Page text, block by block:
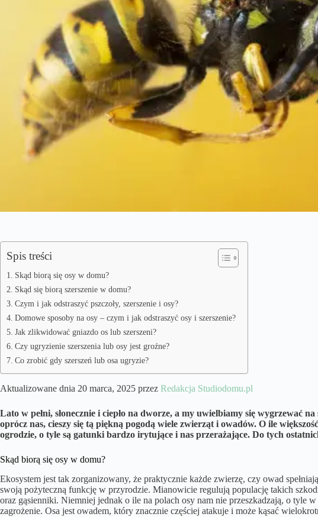
Spis treści
Skąd biorą się osy w domu?
Skąd się biorą szerszenie w domu?
Czym i jak odstraszyć pszczoły, szerszenie i osy?
Domowe sposoby na osy – czym i jak odstraszyć osy i szerszenie?
Jak zlikwidować gniazdo os lub szerszeni?
Czy ugryzienie szerszenia lub osy jest groźne?
Co zrobić gdy szerszeń lub osa ugryzie?
Aktualizowane dnia 20 marca, 2025 przez Redakcja Studiodomu.pl
Lato w pełni, słonecznie i ciepło na dworze, a my uwielbiamy się wygrzewać
oprócz nas, cieszy się tą piękną pogodą wiele zwierząt i owadów. O ile
ogrodzie, o tyle są gatunki bardzo irytujące i nas przerażające. Do tych
Skąd biorą się osy w domu?
Ekosystem jest tak zorganizowany, że praktycznie każde zwierzę, czy owad
swoją pożyteczną funkcję w przyrodzie. Mianowicie regulują populację takich
oraz gąsienniki. Niemniej jednak o ile na polach osy nam nie przeszkadzają, o tyle
zagrożenie. Osa jest owadem, który znacznie częściej atakuje i może kąsać